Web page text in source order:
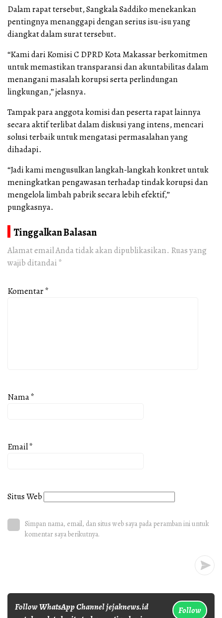
Dalam rapat tersebut, Sangkala Saddiko menekankan
pentingnya menanggapi dengan serius isu-isu yang
diangkat dalam surat tersebut.
“Kami dari Komisi C DPRD Kota Makassar berkomitmen
untuk memastikan transparansi dan akuntabilitas dalam
menangani masalah korupsi serta perlindungan
lingkungan,” jelasnya.
Tampak para anggota komisi dan peserta rapat lainnya
secara aktif terlibat dalam diskusi yang intens, mencari
solusi terbaik untuk mengatasi permasalahan yang
dihadapi.
“Jadi kami mengusulkan langkah-langkah konkret untuk
meningkatkan pengawasan terhadap tindak korupsi dan
mengelola limbah pabrik secara lebih efektif,”
pungkasnya.
Tinggalkan Balasan
Alamat email Anda tidak akan dipublikasikan. Ruas yang
wajib ditandai *
Komentar*
Nama*
Email*
Situs Web
Simpan nama, email, dan situs web saya pada peramban ini untuk
komentar saya berikutnya.
Follow WhatsApp Channel jejaknews.id
Follow